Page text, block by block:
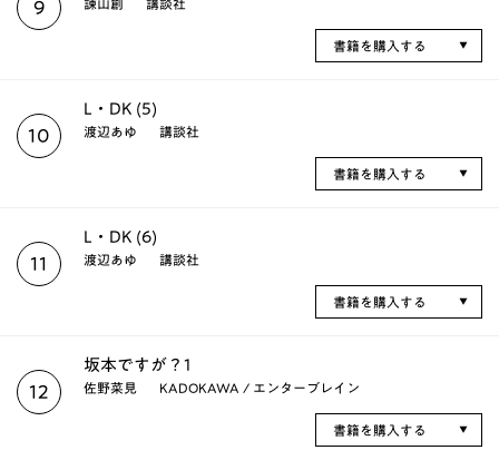
9 諫山創 講談社
書籍を購入する
10
L・DK (5)
渡辺あゆ 講談社
書籍を購入する
11
L・DK (6)
渡辺あゆ 講談社
書籍を購入する
12
坂本ですが？1
佐野菜見 KADOKAWA / エンターブレイン
書籍を購入する